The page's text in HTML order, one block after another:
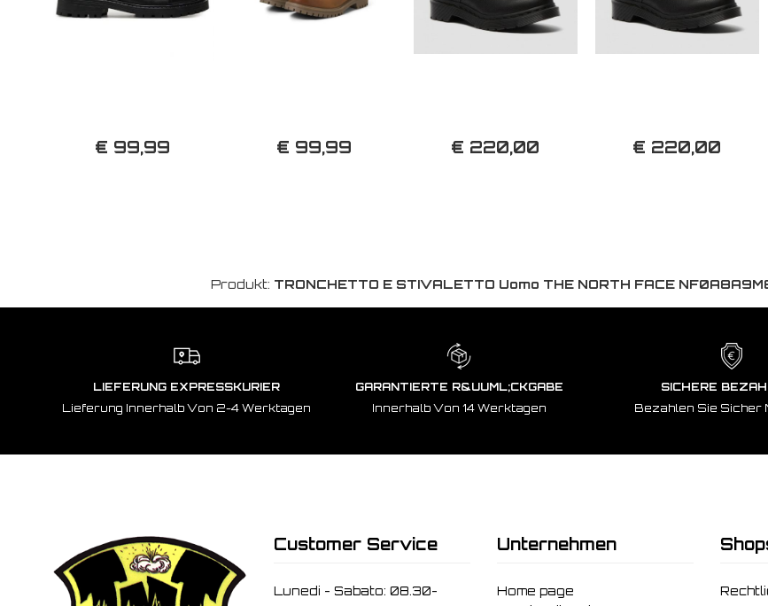
€ 99,99 € 99,99 € 220,00 € 220,00
Produkt: TRONCHETTO E STIVALETTO Uomo THE NORTH FACE
LIEFERUNG EXPRESSKURIER
Lieferung Innerhalb Von 2-4 Werktagen
GARANTIERTE R&UUML;CKGABE
Innerhalb Von 14 Werktagen
SICHERE
Bezahlen Sie Sicher
Customer Service
Lunedi - Sabato: 08.30-
Unternehmen
Home page